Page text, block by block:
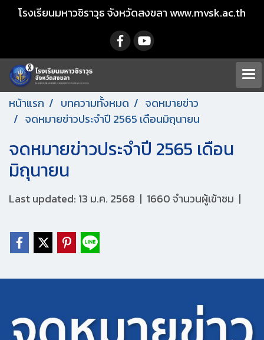
โรงเรียนมหาวชิราวุธ จังหวัดสงขลา www.mvsk.ac.th
หน้าแรก บทความทั้งหมด
จดหมายข่าว
จดหมายข่าวประจำปี 2565 เดือนมิถุนายน
จดหมายข่าวประจำปี 2565 เดือน
มิถุนายน
Last updated: 13 ม.ค. 2568 | 1660 จำนวนผู้เข้าชม |